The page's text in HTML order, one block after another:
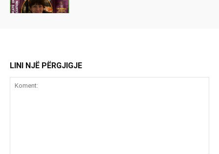
LINI NJË PËRGJIGJE